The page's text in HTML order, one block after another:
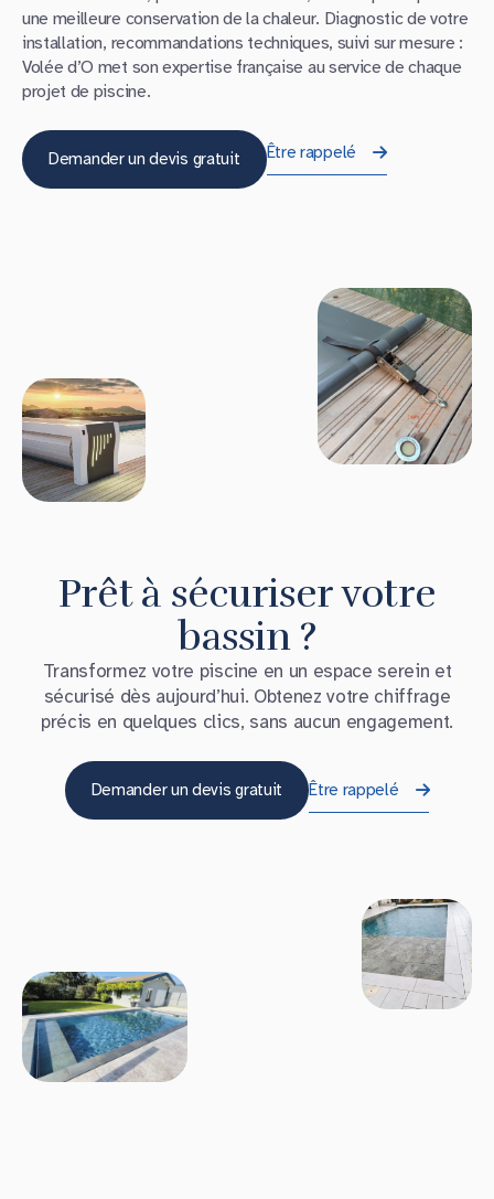
une meilleure conservation de la chaleur. Diagnostic de votre
installation, recommandations techniques, suivi sur mesure :
Volée d’O met son expertise française au service de chaque
projet de piscine.
Demander un devis gratuit Être rappelé
Prêt à sécuriser votre
bassin ?
Transformez votre piscine en un espace serein et
sécurisé dès aujourd’hui. Obtenez votre chiffrage
précis en quelques clics, sans aucun engagement.
Demander un devis gratuit Être rappelé